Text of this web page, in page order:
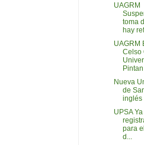
UAGRM
toma
hay
UAGRM
Celso
Nueva
de
inglés
UPSA
para
d...